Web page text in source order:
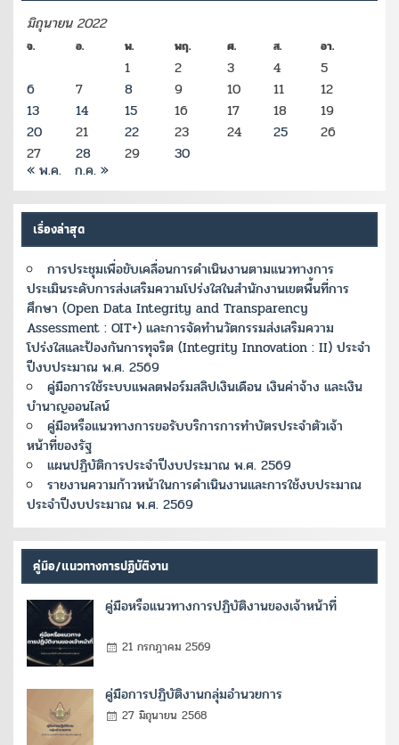
มิถุนายน 2022
จ. อ. พ. พฤ. ศ. ส. อา.
1 2 3 4
5
6
7 8 9 10 11
12
13
14 15 16 17 18
19
20
21 22 23 24 25
26
27
28 29 30
« พ.ค. ก.ค. »
เรื่องล่าสุด
การประชุมเพื่อขับเคลื่อนการดำเนินงานตามแนวทางการ
ประเมินระดับการส่งเสริมความโปร่งใสในสำนักงานเขตพื้นที่การ
ศึกษา (Open Data Integrity and Transparency
Assessment : OIT+) และการจัดทำนวัตกรรมส่งเสริมความ
โปร่งใสและป้องกันการทุจริต (Integrity Innovation : II) ประจำ
ปีงบประมาณ พ.ศ. 2569
คู่มือการใช้ระบบแพลตฟอร์มสลิปเงินเดือน เงินค่าจ้าง และเงิน
บำนาญออนไลน์
คู่มือหรือแนวทางการขอรับบริการการทำบัตรประจำตัวเจ้า
หน้าที่ของรัฐ
แผนปฏิบัติการประจำปีงบประมาณ พ.ศ. 2569
รายงานความก้าวหน้าในการดำเนินงานและการใช้งบประมาณ
ประจำปีงบประมาณ พ.ศ. 2569
คู่มือ/แนวทางการปฏิบัติงาน
คู่มือหรือแนวทางการปฏิบัติงานของเจ้าหน้าที่
21 กรกฎาคม 2569
คู่มือการปฏิบัติงานกลุ่มอำนวยการ
27 มิถุนายน 2568